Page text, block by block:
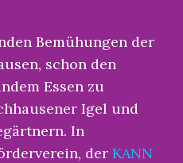
Bemühungen der
schon den
Essen zu
Igel und
In
der KANN